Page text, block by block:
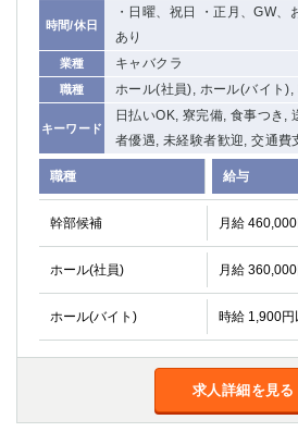
時間/休日
・日曜、祝日 ・正月、GW
あり
業種 キャバクラ
職種 ホール(社員), ホール(バイト),
キーワード
日払いOK, 寮完備, 食事つき,
者優遇, 未経験者歓迎, 交通費
職種 給与
幹部候補 月給
ホール(社員) 月給
ホール(バイト) 時給 1,900円
求人詳細を見る
本八幡
栃木県
宇都宮
東武宇都宮（宇都宮西口）
土浦 ひたち野う
群馬県
高崎 館林
該当求人 0件 選択し